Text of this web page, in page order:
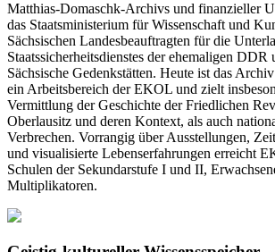
Matthias-Domaschk-Archivs und finanzieller
das Staatsministerium für Wissenschaft und
Sächsischen Landesbeauftragten für die
Staatssicherheitsdienstes der ehemaligen DDR
Sächsische Gedenkstätten. Heute ist das
ein Arbeitsbereich der EKOL und zielt
Vermittlung der Geschichte der Friedlichen
Oberlausitz und deren Kontext, als auch
Verbrechen. Vorrangig über Ausstellungen,
und visualisierte Lebenserfahrungen erreicht
Schulen der Sekundarstufe I und II,
Multiplikatoren.